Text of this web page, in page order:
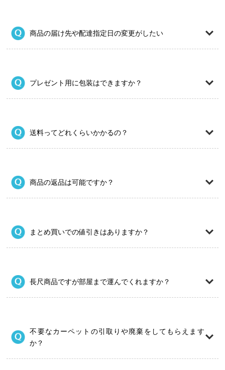
商品の届け先や配達指定日の変更がしたい
プレゼント用に包装はできますか？
送料ってどれくらいかかるの？
商品の返品は可能ですか？
まとめ買いでの値引きはありますか？
長尺商品ですが部屋まで運んでくれますか？
不要なカーペットの引取りや廃棄をしてもらえます
か？